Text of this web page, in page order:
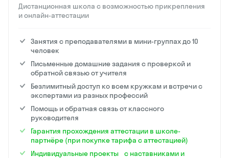
Дистанционная школа с возможностью прикрепления
и онлайн-аттестации
Занятия с преподавателями в мини-группах до 10
человек
Письменные домашние задания с проверкой и
обратной связью от учителя
Безлимитный доступ ко всем кружкам и встречи с
экспертами из разных профессий
Помощь и обратная связь от классного
руководителя
Гарантия прохождения аттестации в школе-
партнёре (при покупке тарифа с аттестацией)
Индивидуальные проекты с наставниками и